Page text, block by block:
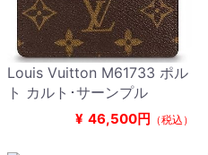
Louis Vuitton M61733 ポル
ト カルト･サーンプル
¥ 46,500円 （税込）